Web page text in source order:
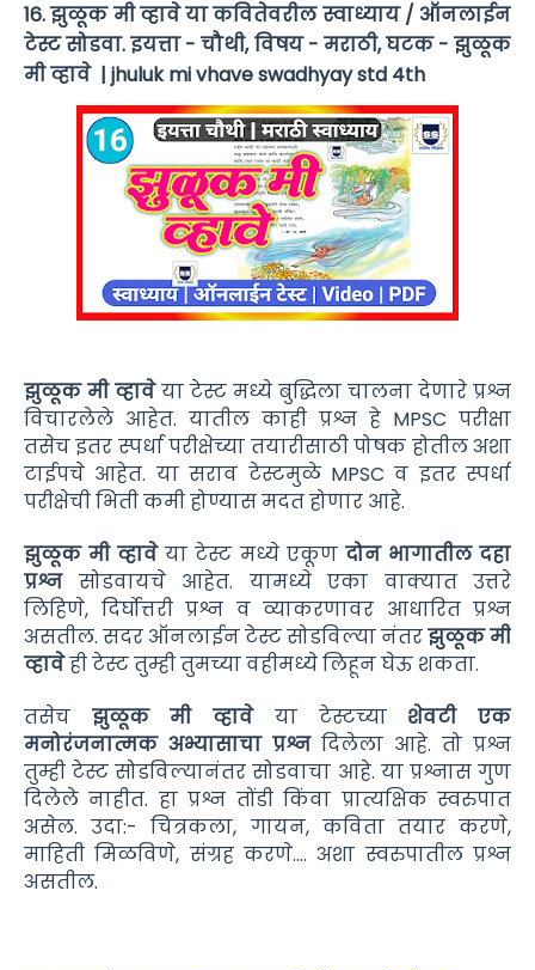
16. झुळूक मी व्हावे या कवितेवरील स्वाध्याय / ऑनलाईन
टेस्ट सोडवा. इयत्ता - चौथी, विषय - मराठी, घटक - झुळूक
मी व्हावे | jhuluk mi vhave swadhyay std 4th
झुळूक मी व्हावेया टेस्ट मध्ये बुद्धिला चालना देणारे प्रश्न
विचारलेले आहेत. यातील काही प्रश्न हे MPSC परीक्षा
तसेच इतर स्पर्धा परीक्षेच्या तयारीसाठी पोषक होतील अशा
टाईपचे आहेत. या सराव टेस्टमुळे MPSC व इतर स्पर्धा
परीक्षेची भिती कमी होण्यास मदत होणार आहे.
झुळूक मी व्हावेया टेस्ट मध्ये एकूण दोन भागातीलदहा
प्रश्नसोडवायचे आहेत. यामध्ये एका वाक्यात उत्तरे
लिहिणे, दिर्घोत्तरी प्रश्न व व्याकरणावर आधारित प्रश्न
असतील. सदर ऑनलाईन टेस्ट सोडविल्या नंतरझुळूक मी
व्हावेही टेस्ट तुम्ही तुमच्या वहीमध्ये लिहून घेऊ शकता.
तसेच झुळूक मी व्हावेया टेस्टच्या शेवटी एक
मनोरंजनात्मक अभ्यासाचा प्रश्नदिलेला आहे. तो प्रश्न
तुम्ही टेस्ट सोडविल्यानंतर सोडवाचा आहे. या प्रश्नास गुण
दिलेले नाहीत. हा प्रश्न तोंडी किंवा प्रात्यक्षिक स्वरुपात
असेल. उदा:- चित्रकला, गायन, कविता तयार करणे,
माहिती मिळविणे, संग्रह करणे.... अशा स्वरुपातील प्रश्न
असतील.